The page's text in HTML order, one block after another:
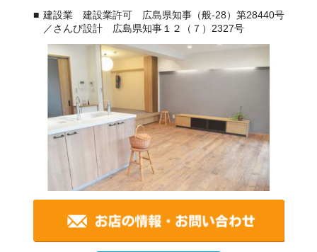
建設業 建設業許可 広島県知事（般-28）第28440号
／さんび設計 広島県知事１２（７）2327号